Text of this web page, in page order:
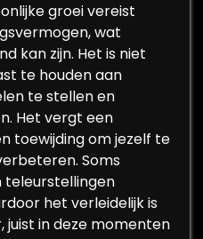
groei vereist
wat
kan zijn. Het is niet
te houden aan
te stellen en
Het vergt een
toewijding om jezelf te
Soms
teleurstellingen
het verleidelijk is
juist in deze momenten